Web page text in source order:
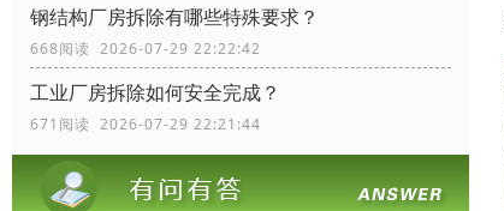
钢结构厂房拆除有哪些特殊要求？
668阅读 2026-07-29 22:22:42
工业厂房拆除如何安全完成？
671阅读 2026-07-29 22:21:44